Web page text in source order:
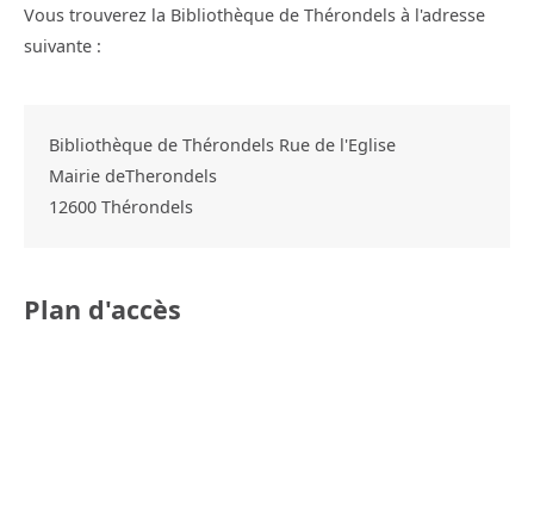
Vous trouverez la Bibliothèque de Thérondels à l'adresse
suivante :
Bibliothèque de Thérondels Rue de l'Eglise
Mairie deTherondels
12600 Thérondels
Plan d'accès